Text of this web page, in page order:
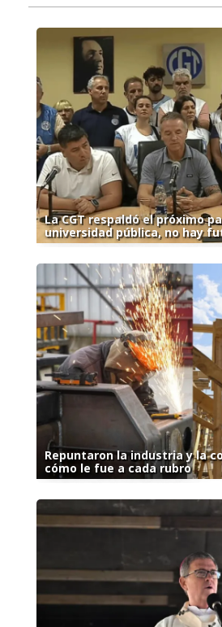
La CGT respaldó el próximo
universidad pública, no hay
Repuntaron la industria y la
cómo le fue a cada rubro